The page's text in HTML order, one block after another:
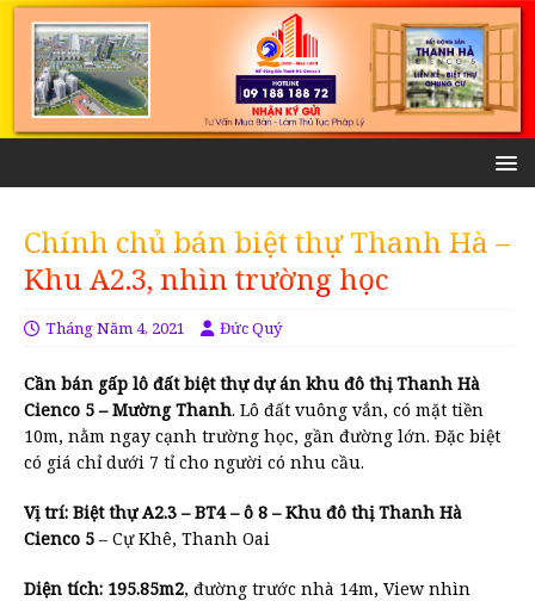
Chính chủ bán biệt thự Thanh Hà –
Khu A2.3, nhìn trường học
Tháng Năm 4, 2021 Đức Quý
Cần bán gấp lô đất biệt thự dự án khu đô thị Thanh Hà
Cienco 5 – Mường Thanh. Lô đất vuông vắn, có mặt tiền
10m, nằm ngay cạnh trường học, gần đường lớn. Đặc biệt
có giá chỉ dưới 7 tỉ cho người có nhu cầu.
Vị trí: Biệt thự A2.3 – BT4 – ô 8 – Khu đô thị Thanh Hà
Cienco 5 – Cự Khê, Thanh Oai
Diện tích: 195.85m2, đường trước nhà 14m, View nhìn